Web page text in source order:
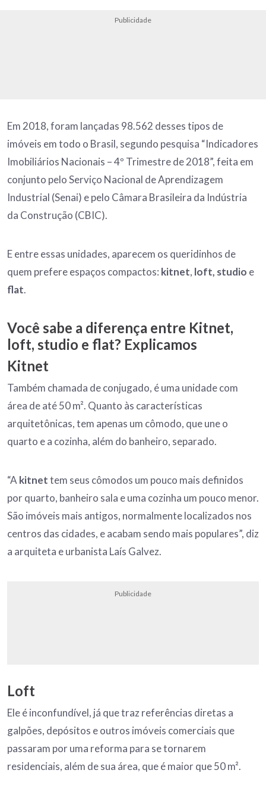
Publicidade
Em 2018, foram lançadas 98.562 desses tipos de
imóveis em todo o Brasil, segundo pesquisa “Indicadores
Imobiliários Nacionais – 4º Trimestre de 2018”, feita em
conjunto pelo Serviço Nacional de Aprendizagem
Industrial (Senai) e pelo Câmara Brasileira da Indústria
da Construção (CBIC).
E entre essas unidades, aparecem os queridinhos de
quem prefere espaços compactos: kitnet, loft, studio e
flat.
Você sabe a diferença entre Kitnet,
loft, studio e flat? Explicamos
Kitnet
Também chamada de conjugado, é uma unidade com
área de até 50 m². Quanto às características
arquitetônicas, tem apenas um cômodo, que une o
quarto e a cozinha, além do banheiro, separado.
“Akitnettem seus cômodos um pouco mais definidos
por quarto, banheiro sala e uma cozinha um pouco menor.
São imóveis mais antigos, normalmente localizados nos
centros das cidades, e acabam sendo mais populares”, diz
a arquiteta e urbanista Laís Galvez.
Publicidade
Loft
Ele é inconfundível, já que traz referências diretas a
galpões, depósitos e outros imóveis comerciais que
passaram por uma reforma para se tornarem
residenciais, além de sua área, que é maior que 50 m².